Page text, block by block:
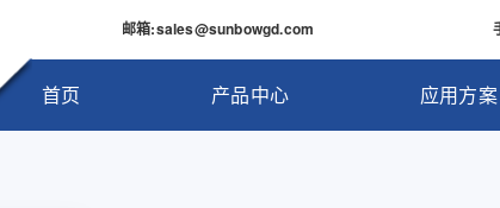
首页 产品中心 应用方案
邮箱:sales@sunbowgd.com